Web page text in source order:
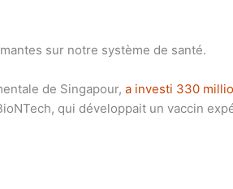
sur notre système de santé.
de Singapour, a investi 330
qui développait un vaccin